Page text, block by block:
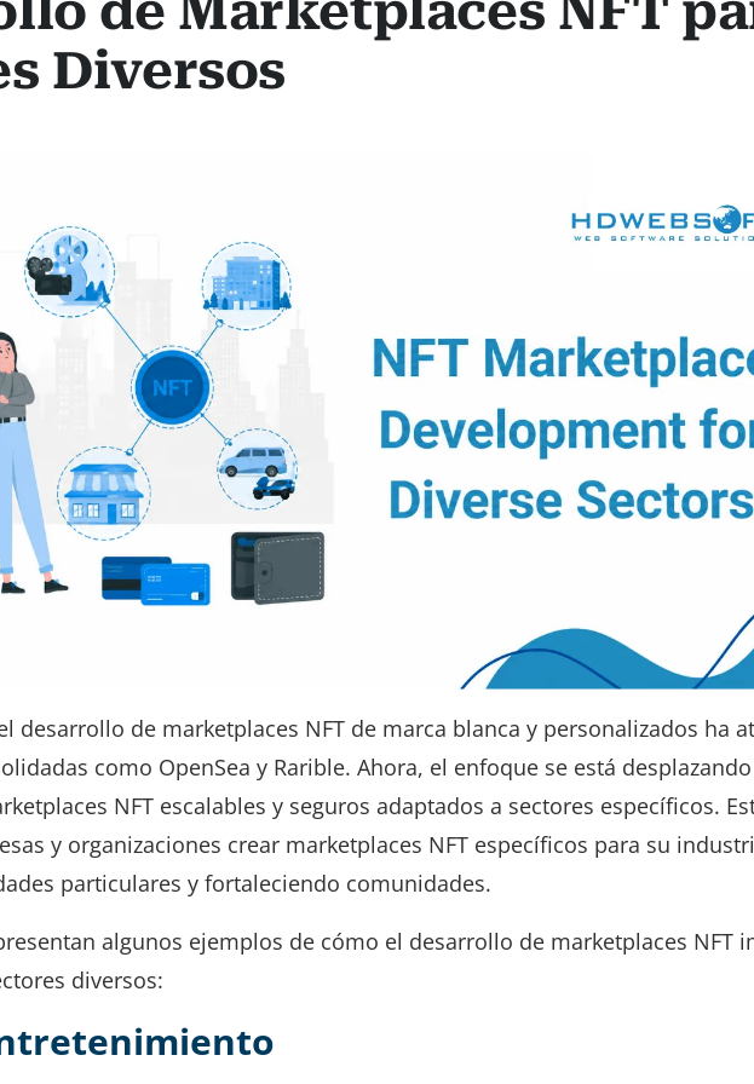
Diversos
desarrollo de marketplaces NFT de marca blanca y personalizados ha
como OpenSea y Rarible. Ahora, el enfoque se está
NFT escalables y seguros adaptados a sectores específicos.
y organizaciones crear marketplaces NFT específicos para su
particulares y fortaleciendo comunidades.
algunos ejemplos de cómo el desarrollo de marketplaces NFT
diversos: